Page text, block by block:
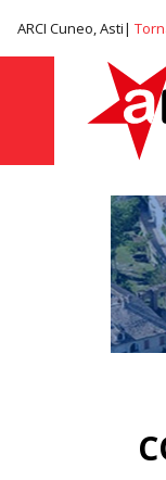
ARCI Cuneo, Asti|